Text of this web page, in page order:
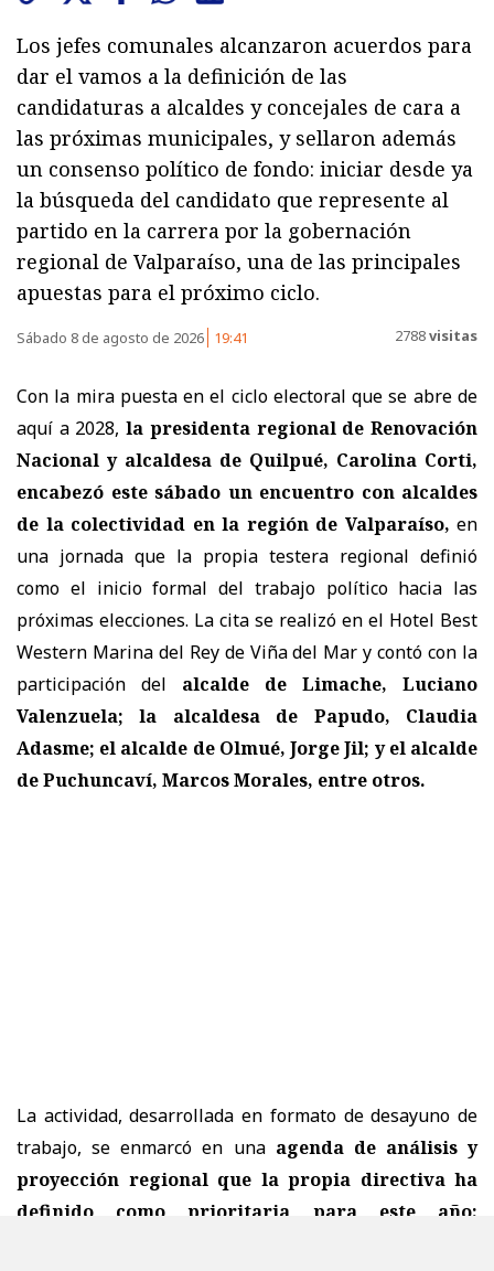
Los jefes comunales alcanzaron acuerdos para
dar el vamos a la definición de las
candidaturas a alcaldes y concejales de cara a
las próximas municipales, y sellaron además
un consenso político de fondo: iniciar desde ya
la búsqueda del candidato que represente al
partido en la carrera por la gobernación
regional de Valparaíso, una de las principales
apuestas para el próximo ciclo.
Sábado 8 de agosto de 2026 19:41 2788visitas
Con la mira puesta en el ciclo electoral que se abre de
aquí a 2028,la presidenta regional de Renovación
Nacional y alcaldesa de Quilpué, Carolina Corti,
encabezó este sábado un encuentro con alcaldes
de la colectividad en la región de Valparaíso, en
una jornada que la propia testera regional definió
como el inicio formal del trabajo político hacia las
próximas elecciones. La cita se realizó en el Hotel Best
Western Marina del Rey de Viña del Mar y contó con la
participación del alcalde de Limache, Luciano
Valenzuela; la alcaldesa de Papudo, Claudia
Adasme; el alcalde de Olmué, Jorge Jil; y el alcalde
de Puchuncaví, Marcos Morales, entre otros.
La actividad, desarrollada en formato de desayuno de
trabajo, se enmarcó en unaagenda de análisis y
proyección regional que la propia directiva ha
definido como prioritaria para este año: